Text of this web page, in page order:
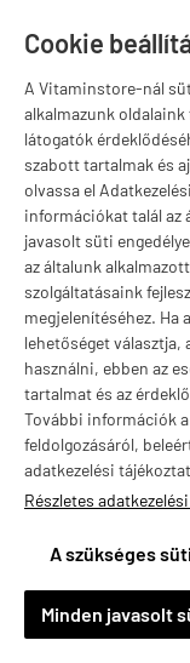
Cookie
A Vitaminstore-nál
alkalmazunk oldalaink
látogatók
szabott tartalmak és
olvassa el
információkat talál az
javasolt süti
az általunk
szolgáltatásaink
megjelenítéséhez. Ha
lehetőséget
használni, ebben az
tartalmat és az
További információk
feldolgozásáról,
adatkezelési
Részletes
A szükséges
Minden javasolt
Nutricost Vitamin
5.000 UI, 2x240
lágykapszula
17 380 Ft16
(34 Ft / lágykapszula)

-10%
V
Vivien
Vásárolt a
2 órával ezelőtt